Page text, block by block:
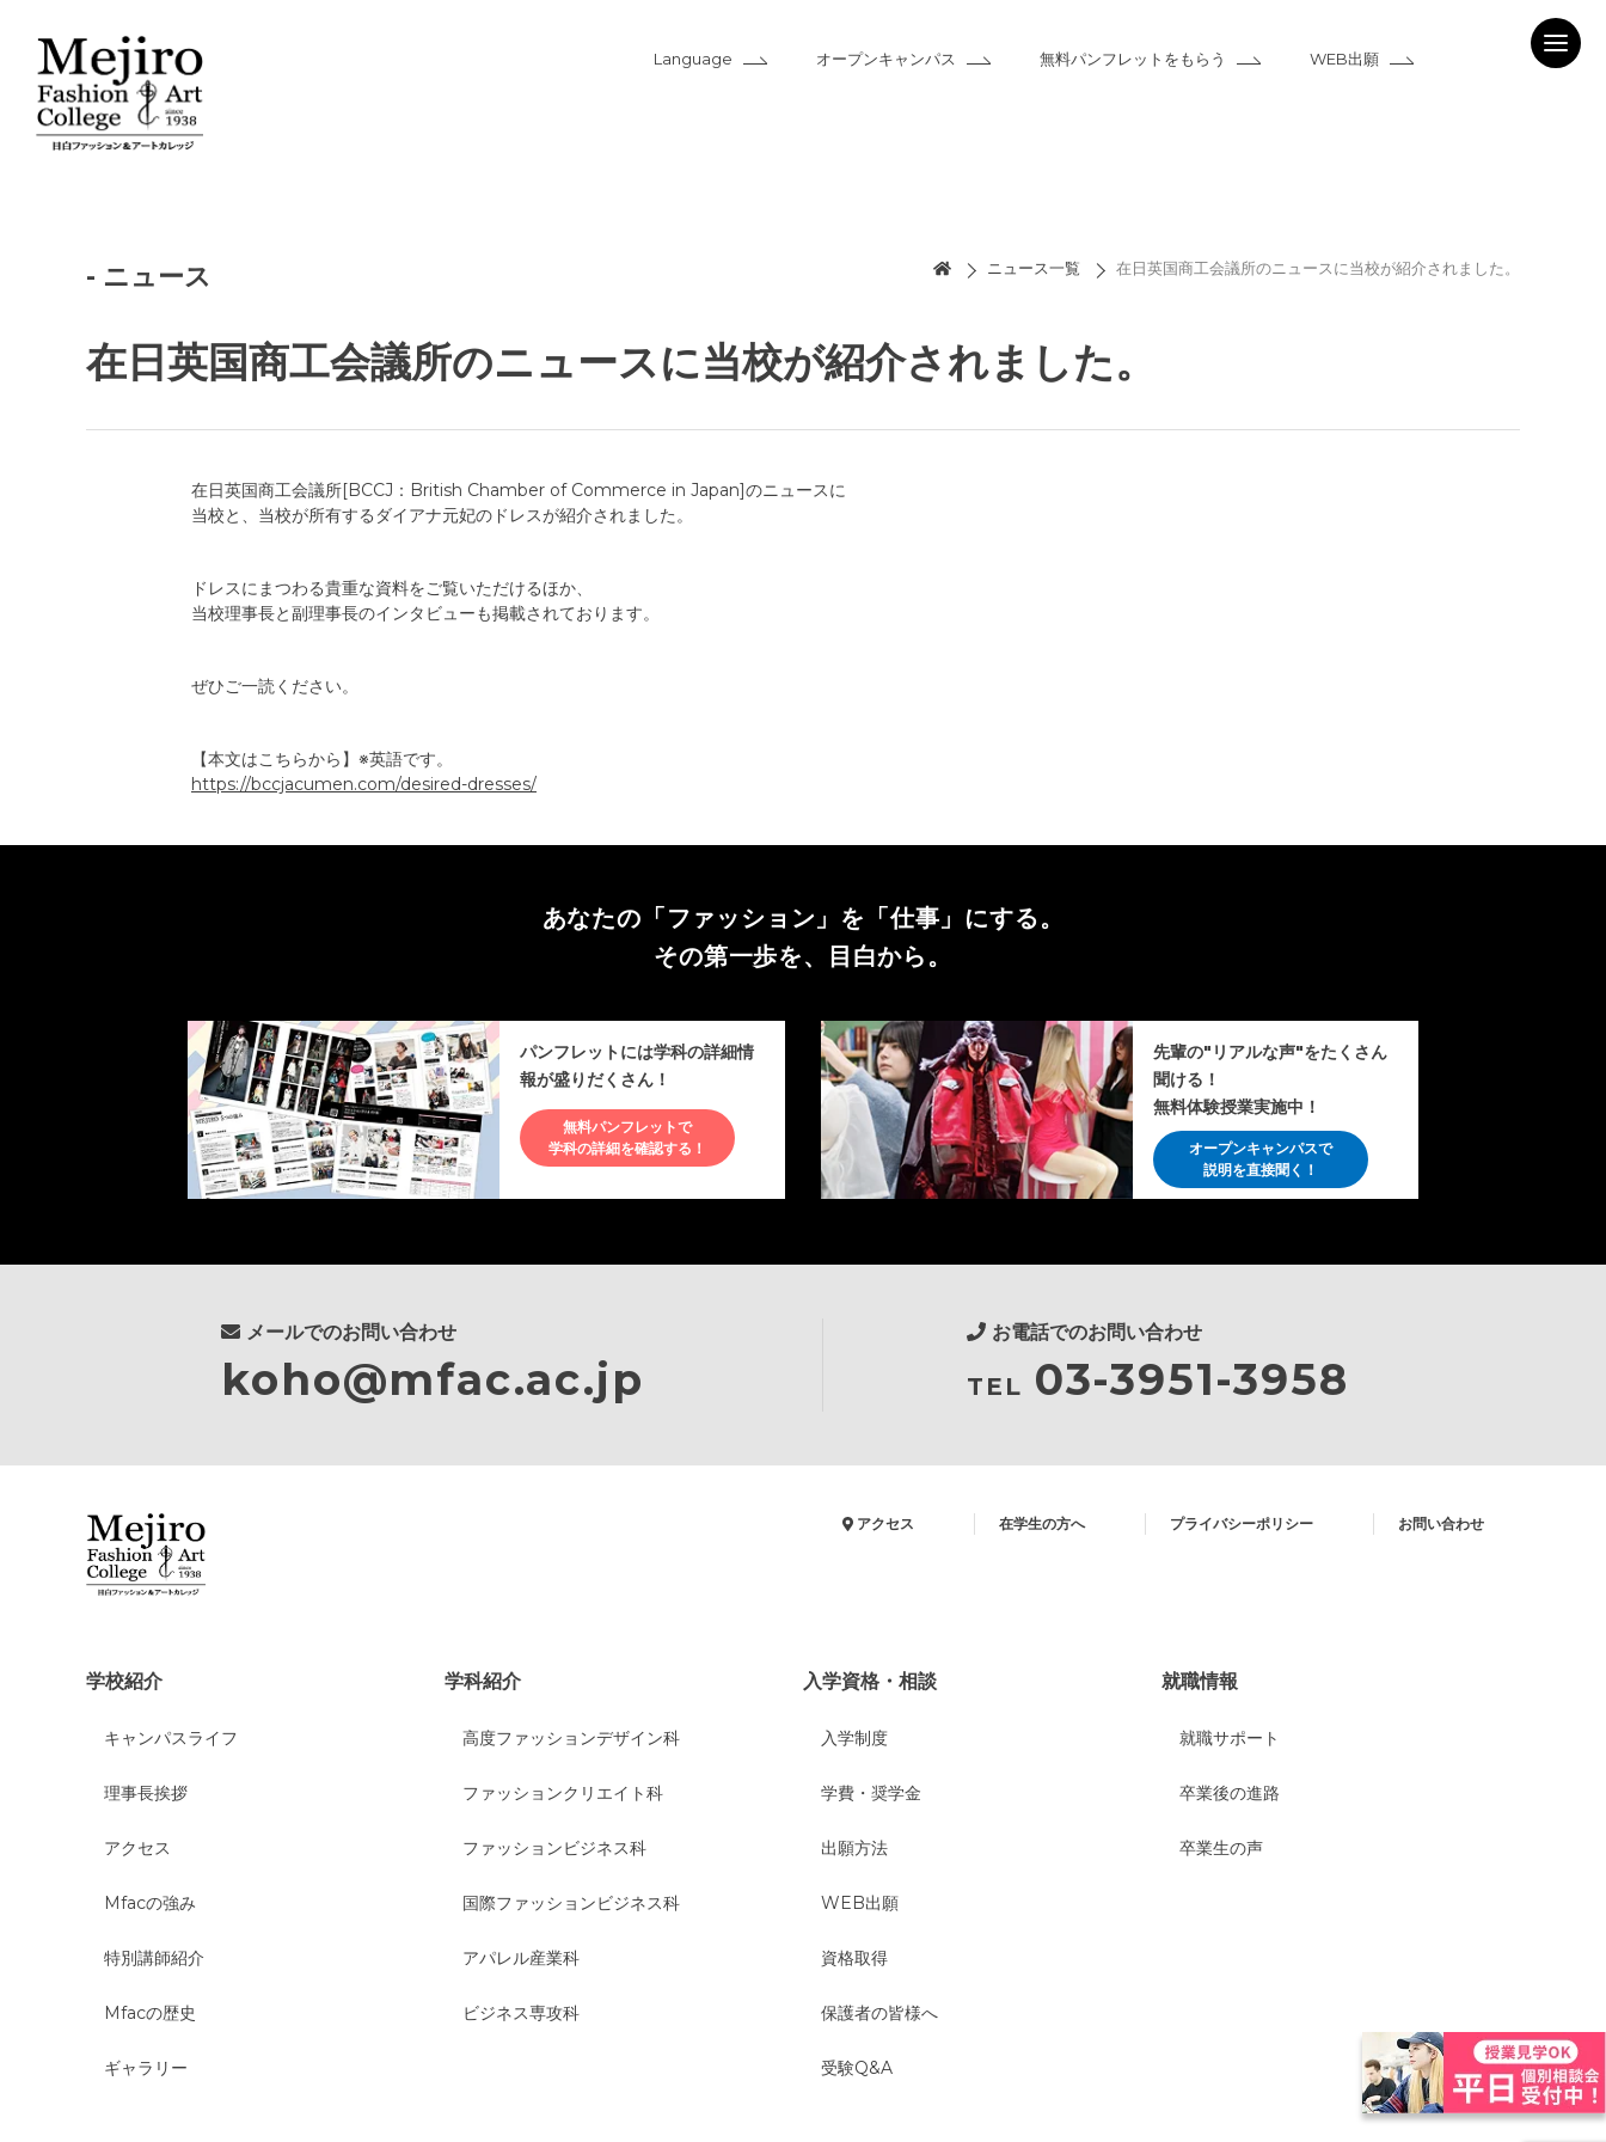
Language オープンキャンパス 無料パンフレットをもらう WEB出願
ニュース一覧 在日英国商工会議所のニュースに当校が紹介されました。
- ニュース
在日英国商工会議所のニュースに当校が紹介されました。
在日英国商工会議所[BCCJ：British Chamber of Commerce in Japan]のニュースに
当校と、当校が所有するダイアナ元妃のドレスが紹介されました。
ドレスにまつわる貴重な資料をご覧いただけるほか、
当校理事長と副理事長のインタビューも掲載されております。
ぜひご一読ください。
【本文はこちらから】※英語です。
https://bccjacumen.com/desired-dresses/
あなたの「ファッション」を 「仕事」にする。
その第一歩を、目白から。
パンフレットには学科の詳細情
報が盛りだくさん！
無料パンフレットで
学科の詳細を確認する！
先輩の"リアルな声"をたくさん
聞ける！
無料体験授業実施中！
オープンキャンパスで
説明を直接聞く！
メールでのお問い合わせ
koho@mfac.ac.jp
お電話でのお問い合わせ
TEL 03-3951-3958
アクセス 在学生の方へ プライバシーポリシー お問い合わせ
学校紹介
キャンパスライフ
理事長挨拶
アクセス
Mfacの強み
特別講師紹介
Mfacの歴史
ギャラリー
学科紹介
高度ファッションデザイン科
ファッションクリエイト科
ファッションビジネス科
国際ファッションビジネス科
アパレル産業科
ビジネス専攻科
入学資格・相談
入学制度
学費・奨学金
出願方法
WEB出願
資格取得
保護者の皆様へ
受験Q&A
就職情報
就職サポート
卒業後の進路
卒業生の声